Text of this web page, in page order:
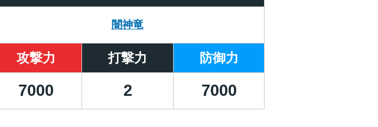
闇神竜
攻撃力 打撃力 防御力
7000 2 7000